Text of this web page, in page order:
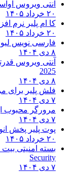
آنتی ویروس
۲۰ خرداد ۱۴۰۵
کا ام پلیر نرم
۲۰ خرداد ۱۴۰۵
فارسی نویس
۸ دی ۱۴۰۴
آنتی ویروس
2025
۸ دی ۱۴۰۴
فلش پلیر برای
۷ دی ۱۴۰۴
مرورگر محبوب
۷ دی ۱۴۰۴
پوت پلیر پخش
۲۰ خرداد ۱۴۰۵
بسته امنیتی
Security
۷ دی ۱۴۰۴